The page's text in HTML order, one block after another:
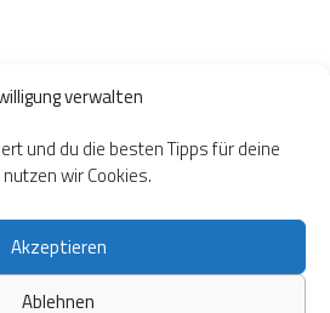
verwalten
und du die besten Tipps für deine
wir Cookies.
Akzeptieren
Ablehnen